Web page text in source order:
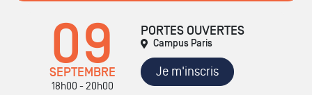
09
SEPTEMBRE
18h00 - 20h00
PORTES OUVERTES
Campus Paris
Je m'inscris